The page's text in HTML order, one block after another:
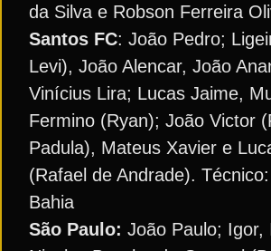
da Silva e Robson Ferreira
Santos FC: João Pedro;
Levi), João Alencar, João
Vinícius Lira; Lucas Jaime,
Fermino (Ryan); João Victor
Padula), Mateus Xavier e
(Rafael de Andrade). Técnico:
Bahia
São Paulo: João Paulo; Igor,